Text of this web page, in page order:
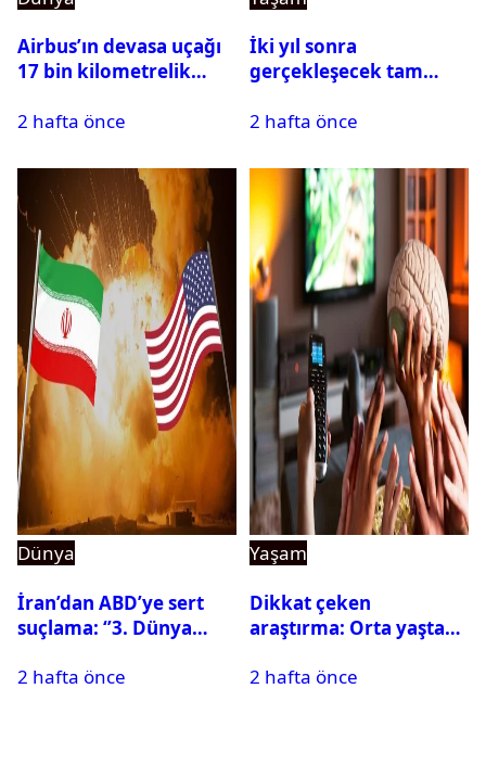
Airbus’ın devasa uçağı
17 bin kilometrelik
tamamladı
2 hafta önce
İki yıl sonra
gerçekleşecek tam
oteller şimdiden doldu
2 hafta önce
Dünya
İran’dan ABD’ye sert
suçlama: ‘’3. Dünya
silahları kullandılar’’
2 hafta önce
Yaşam
Dikkat çeken
araştırma: Orta yaşta
beyni küçültebilir
2 hafta önce